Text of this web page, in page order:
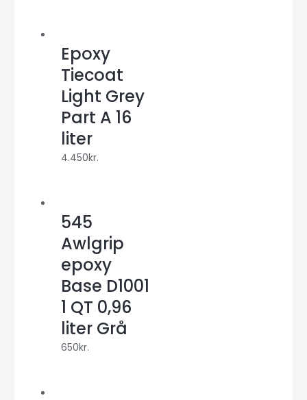
Epoxy
Tiecoat
Light Grey
Part A 16
liter
4.450kr.
545
Awlgrip
epoxy
Base D1001
1 QT 0,96
liter Grå
650kr.